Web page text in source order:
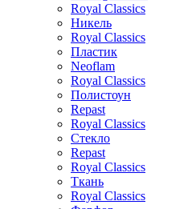
Royal Classics
Никель
Royal Classics
Пластик
Neoflam
Royal Classics
Полистоун
Repast
Royal Classics
Стекло
Repast
Royal Classics
Ткань
Royal Classics